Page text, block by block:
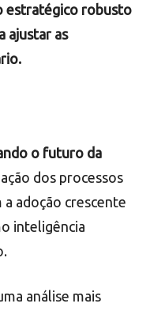
estratégico robusto
ajustar as
o futuro da
dos processos
a adoção crescente
inteligência
análise mais